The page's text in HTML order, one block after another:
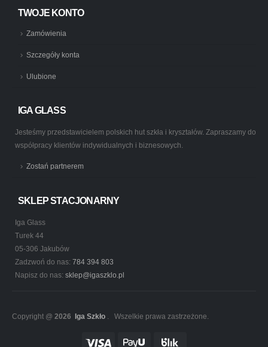
TWOJE KONTO
Zamówienia
Szczegóły konta
Ulubione
IGA GLASS
Jesteśmy przedstawicielem polskich hut szkła i kryształów. Zapraszamy do
współpracy klientów indywidualnych i biznesowych.
Zostań partnerem
SKLEP STACJONARNY
Iga Glass
Turek 44
05-306 Jakubów
Zadzwoń do nas: 784 394 803
Napisz do nas: sklep@igaszklo.pl
Copyright @ 2026 Iga Szkło . Wszelkie prawa zastrzeżone.